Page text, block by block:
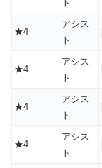
ト
★4
アシス
ト
★4
アシス
ト
★4
アシス
ト
★4
アシス
ト